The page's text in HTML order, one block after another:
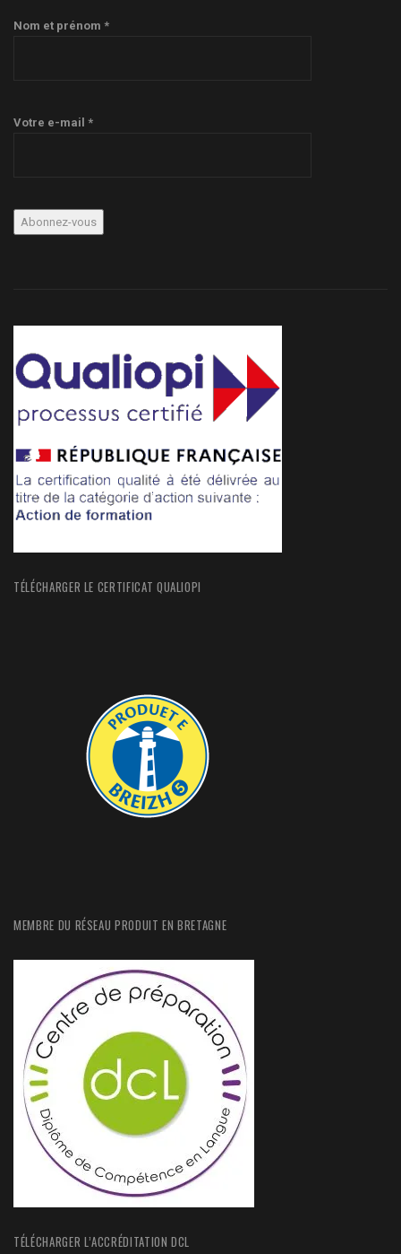
Nom et prénom *
Votre e-mail *
TÉLÉCHARGER LE CERTIFICAT QUALIOPI
MEMBRE DU RÉSEAU PRODUIT EN BRETAGNE
TÉLÉCHARGER L’ACCRÉDITATION DCL